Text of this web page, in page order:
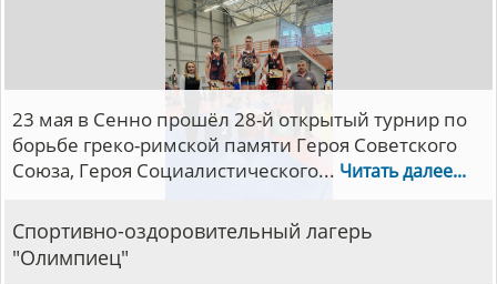
Спортивно-оздоровительный лагерь
"Олимпиец"
23 мая в Сенно прошёл 28-й открытый турнир по
борьбе греко-римской памяти Героя Советского
Союза, Героя Социалистического... Читать далее...